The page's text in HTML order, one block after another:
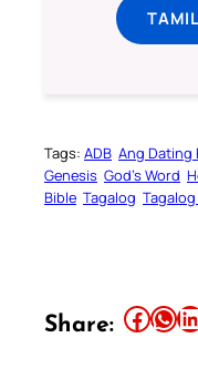
Tags: ADB Ang Dating
Genesis God’s Word
Bible Tagalog
Share: Share this article on Facebook Share this article on WhatsApp Share this article on LinkedIn